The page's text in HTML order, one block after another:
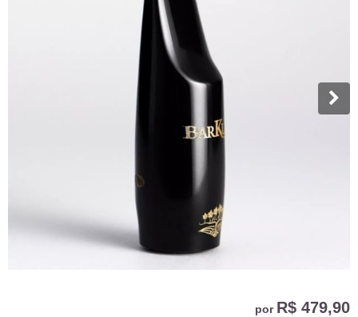
por R$ 479,90